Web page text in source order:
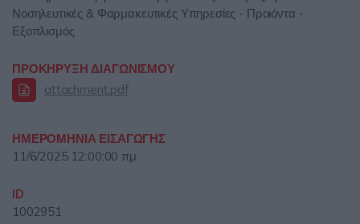
Νοσηλευτικές & Φαρμακευτικές Υπηρεσίες - Προιόντα -
Εξοπλισμός
ΠΡΟΚΗΡΥΞΗ ΔΙΑΓΩΝΙΣΜΟΥ
attachment.pdf
ΗΜΕΡΟΜΗΝΙΑ ΕΙΣΑΓΩΓΗΣ
11/6/2025 12:00:00 πμ
ID
1002951